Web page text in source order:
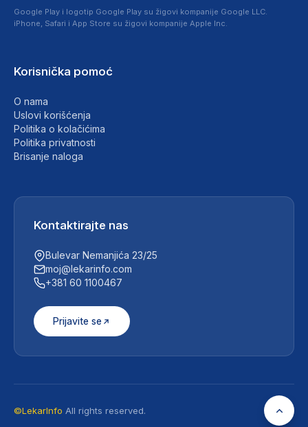
Google Play i logotip Google Play su žigovi kompanije Google LLC.
iPhone, Safari i App Store su žigovi kompanije Apple Inc.
Korisnička pomoć
O nama
Uslovi korišćenja
Politika o kolačićima
Politika privatnosti
Brisanje naloga
Kontaktirajte nas
Bulevar Nemanjića 23/25
moj@lekarinfo.com
+381 60 1100467
Prijavite se
©LekarInfo All rights reserved.